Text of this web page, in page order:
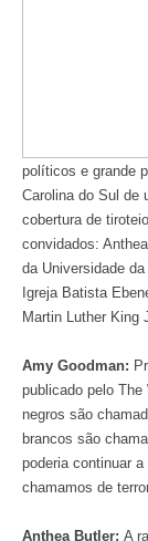
políticos e grande
Carolina do Sul de
cobertura de
convidados:
da Universidade
Igreja Batista
Martin Luther King
Amy Goodman:
publicado pelo The
negros são
brancos são
poderia continuar
chamamos de
Anthea Butler: A